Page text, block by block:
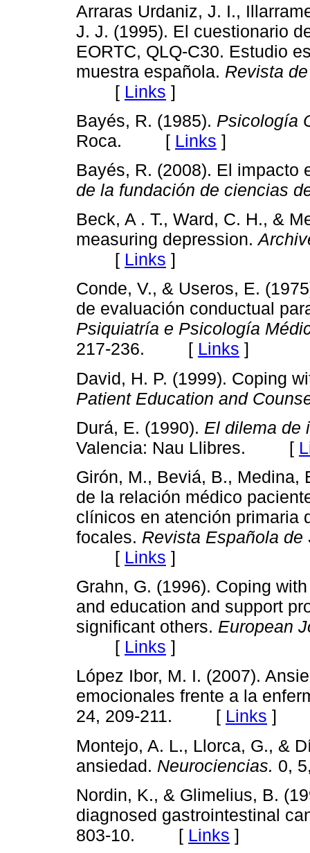
Arraras Urdaniz, J. I.,
J. J. (1995). El cuestionario
EORTC, QLQ-C30. Estudio
muestra española. Revista
[ Links ]
Bayés, R. (1985). Psicología
Roca. [ Links ]
Bayés, R. (2008). El impacto
de la fundación de ciencias
Beck, A . T., Ward, C. H., &
measuring depression.
[ Links ]
Conde, V., & Useros, E.
de evaluación conductual
Psiquiatría e Psicología
217-236. [ Links ]
David, H. P. (1999). Coping
Patient Education and
Durá, E. (1990). El dilema de
Valencia: Nau Llibres. [
Girón, M., Beviá, B., Medina,
de la relación médico
clínicos en atención primaria
focales. Revista Española
[ Links ]
Grahn, G. (1996). Coping
and education and support
significant others. European
[ Links ]
López Ibor, M. I. (2007).
emocionales frente a la
24, 209-211. [ Links ]
Montejo, A. L., Llorca, G., &
ansiedad. Neurociencias. 0,
Nordin, K., & Glimelius, B.
diagnosed gastrointestinal
803-10. [ Links ]